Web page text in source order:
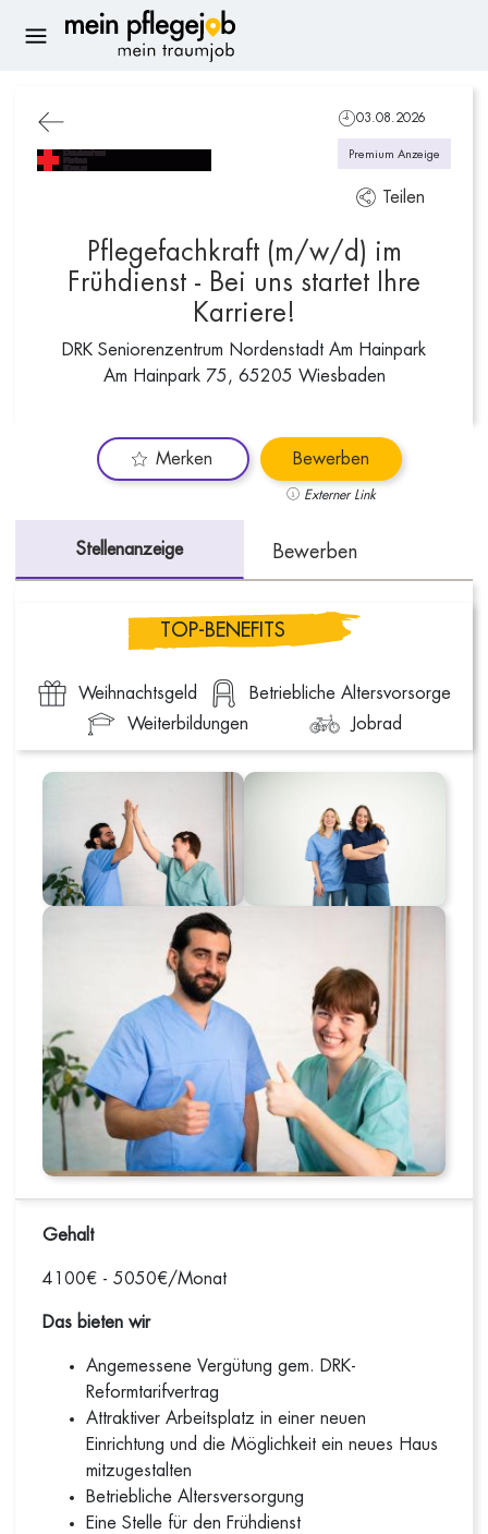
Pflegefachkraft (m/w/d) im
Frühdienst - Bei uns startet Ihre
Karriere!
DRK Seniorenzentrum Nordenstadt Am Hainpark
Am Hainpark 75, 65205 Wiesbaden
03.08.2026
Premium Anzeige
Teilen
Merken Bewerben
Externer Link
Stellenanzeige Bewerben
TOP-BENEFITS
Weihnachtsgeld
Betriebliche Altersvorsorge
Weiterbildungen
Jobrad
Gehalt
4100€ - 5050€/Monat
Das bieten wir
Angemessene Vergütung gem. DRK-
Reformtarifvertrag
Attraktiver Arbeitsplatz in einer neuen
Einrichtung und die Möglichkeit ein neues Haus
mitzugestalten
Betriebliche Altersversorgung
Eine Stelle für den Frühdienst